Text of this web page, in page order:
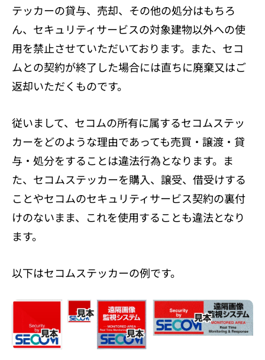
テッカーの貸与、売却、その他の処分はもちろ
ん、セキュリティサービスの対象建物以外への使
用を禁止させていただいております。また、セコ
ムとの契約が終了した場合には直ちに廃棄又はご
返却いただくものです。
従いまして、セコムの所有に属するセコムステッ
カーをどのような理由であっても売買・譲渡・貸
与・処分をすることは違法行為となります。ま
た、セコムステッカーを購入、譲受、借受けする
ことやセコムのセキュリティサービス契約の裏付
けのないまま、これを使用することも違法となり
ます。
以下はセコムステッカーの例です。